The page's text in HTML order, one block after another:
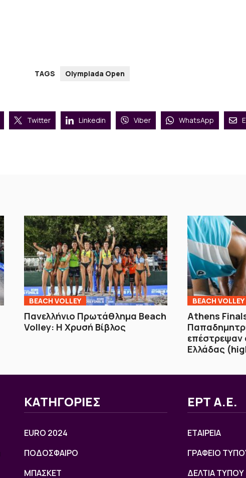
TAGS Olympiada Open
Twitter Linkedin Viber WhatsApp
BEACH VOLLEY
Πανελλήνιο Πρωτάθλημα Beach
Volley: Η Χρυσή Βίβλος
BEACH VOLLEY
Athens
επέστρεψαν
Ελλάδας
ΚΑΤΗΓΟΡΙΕΣ
EURO 2024
ΠΟΔΟΣΦΑΙΡΟ
ΜΠΑΣΚΕΤ
ΕΡΤ Α.Ε.
ΕΤΑΙΡΕΙΑ
ΓΡΑΦΕΙΟ
ΔΕΛΤΙΑ ΤΥΠΟΥ